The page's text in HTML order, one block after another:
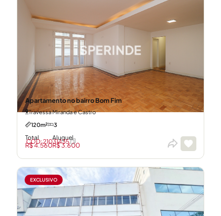
Apartamento no bairro Bom Fim
Travessa Miranda e Castro
120m²
3
Total
R$ 4.560
Aluguel
R$ 3.600
CÓD: 21031435
EXCLUSIVO